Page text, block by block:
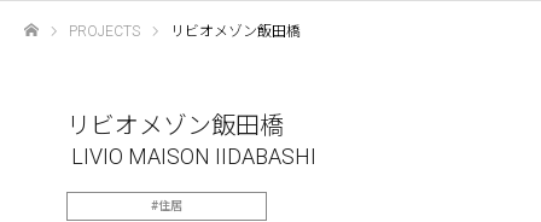
PROJECTS リビオメゾン飯田橋
リビオメゾン飯田橋
LIVIO MAISON IIDABASHI
住居